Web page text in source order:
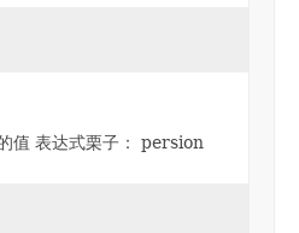
值 表达式栗子： persion